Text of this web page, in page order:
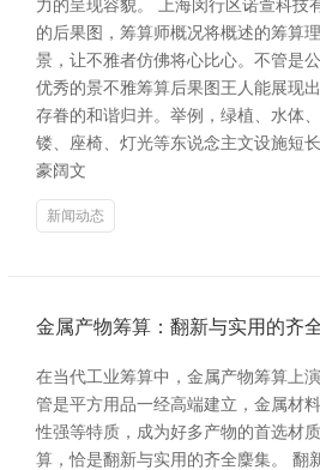
力的呈现容貌。 上海闵行区诺萱科技
的后果图，筹算师概况将概述的筹算
景，让不雅者仿佛将心比心。不管是
优秀的景不雅筹算后果图王人能展现
存眷的和谐归并。举例，绿植、水体
镂、座椅、灯光等东说念主文设施短
豪阔文
新闻动态
金属产物筹算：翻新与实用的齐
在当代工业筹算中，金属产物筹算上
管是平方用品一经高端建立，金属材
性强等特质，成为好多产物的首选材
算，恰是翻新与实用的齐全麇集。 翻